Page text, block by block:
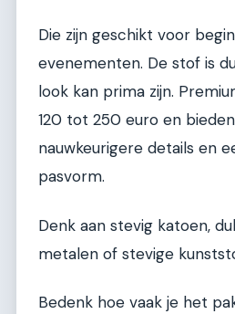
Die zijn geschikt voor
evenementen. De stof is
look kan prima zijn.
120 tot 250 euro en
nauwkeurigere details en
pasvorm.
Denk aan stevig katoen,
metalen of stevige
Bedenk hoe vaak je het